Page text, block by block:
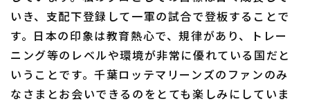
いき、支配下登録して一軍の試合で登板することで
す。日本の印象は教育熱心で、規律があり、トレー
ニング等のレベルや環境が非常に優れている国だと
いうことです。千葉ロッテマリーンズのファンのみ
なさまとお会いできるのをとても楽しみにしていま